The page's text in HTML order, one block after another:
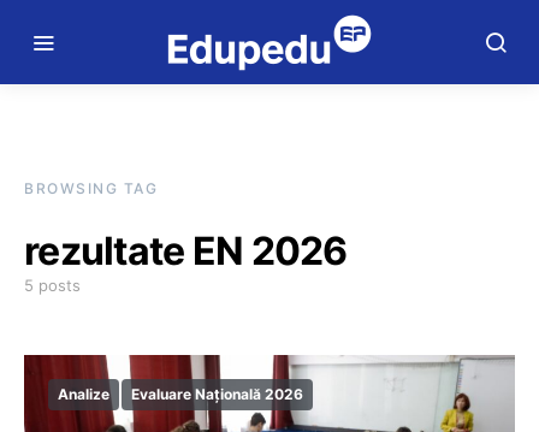
BROWSING TAG
rezultate EN 2026
5 posts
Analize Evaluare Națională 2026